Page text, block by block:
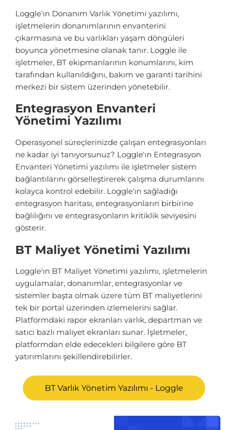
Loggle'ın Donanım Varlık Yönetimi yazılımı,
işletmelerin donanımlarının envanterini
çıkarmasına ve bu varlıkları yaşam döngüleri
boyunca yönetmesine olanak tanır. Loggle ile
işletmeler, BT ekipmanlarının konumlarını, kim
tarafından kullanıldığını, bakım ve garanti tarihini
merkezi bir sistem üzerinden yönetebilir.
Entegrasyon Envanteri
Yönetimi Yazılımı
Operasyonel süreçlerinizde çalışan entegrasyonları
ne kadar iyi tanıyorsunuz? Loggle'ın Entegrasyon
Envanteri Yönetimi yazılımı ile işletmeler sistem
bağlantılarını görselleştirerek çalışma durumlarını
kolayca kontrol edebilir. Loggle'ın sağladığı
entegrasyon haritası, entegrasyonların birbirine
bağlılığını ve entegrasyonların kritiklik seviyesini
gösterir.
BT Maliyet Yönetimi Yazılımı
Loggle'ın BT Maliyet Yönetimi yazılımı, işletmelerin
uygulamalar, donanımlar, entegrasyonlar ve
sistemler başta olmak üzere tüm BT maliyetlerini
tek bir portal üzerinden izlemelerini sağlar.
Platformdaki rapor ekranları varlık, departman ve
satıcı bazlı maliyet ekranları sunar. İşletmeler,
platformdan elde edecekleri bilgilere göre BT
yatırımlarını şekillendirebilirler.
BT Varlık Yönetim Yazılımı - Loggle